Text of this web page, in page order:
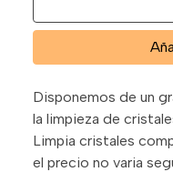
Disponemos de un
la limpieza de
Limpia cristales
el precio no varia